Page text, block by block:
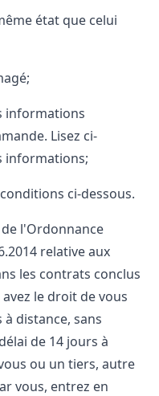
état que celui
informations
Lisez ci-
informations;
ci-dessous.
l'Ordonnance
relative aux
les contrats conclus
le droit de vous
distance, sans
de 14 jours à
ou un tiers, autre
vous, entrez en